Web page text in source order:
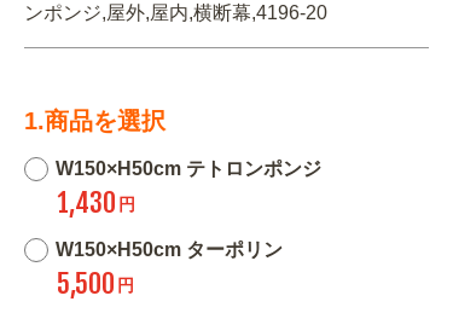
ンポンジ,屋外,屋内,横断幕,4196-20
1.商品を選択
W150×H50cm テトロンポンジ
1,430 円
W150×H50cm ターポリン
5,500 円